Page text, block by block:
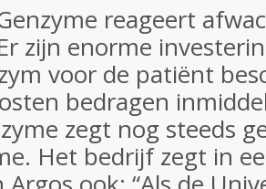
reageert
zijn enorme
voor de patiënt
bedragen
zegt nog steeds
Het bedrijf zegt in